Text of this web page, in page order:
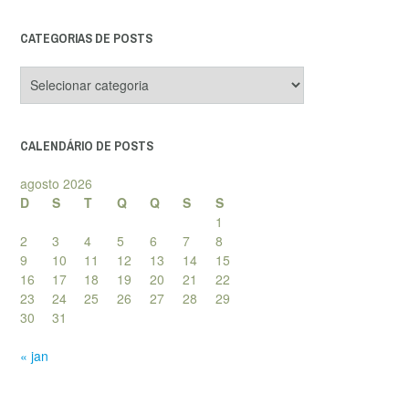
CATEGORIAS DE POSTS
de
CALENDÁRIO DE POSTS
agosto 2026
D
S T Q Q S
S
1
2
3 4 5 6 7
8
9
10 11 12 13 14
15
16
17 18 19 20 21
22
23
24 25 26 27 28
29
30
31
« jan